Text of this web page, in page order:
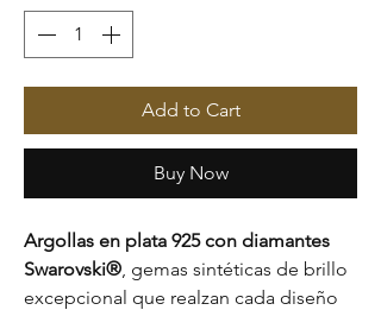
Add to Cart
Buy Now
Argollas en plata 925 con diamantes
Swarovski®, gemas sintéticas de brillo
excepcional que realzan cada diseño